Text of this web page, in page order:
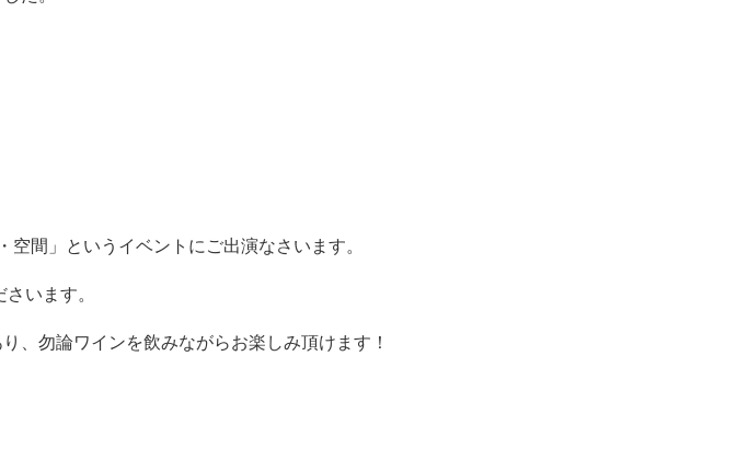
間」というイベントにご出演なさいます。
います。
、勿論ワインを飲みながらお楽しみ頂けます！